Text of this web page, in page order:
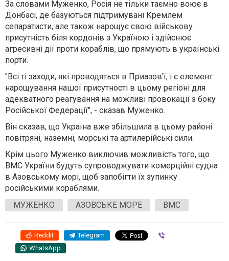
За словами Муженко, Росія не тільки таємно воює в
Донбасі, де базуються підтримувані Кремлем
сепаратисти, але також нарощує свою військову
присутність біля кордонів з Україною і здійснює
агресивні дії проти кораблів, що прямують в українські
порти.
"Всі ті заходи, які проводяться в Приазов'ї, і є елемент
нарощування нашої присутності в цьому регіоні для
адекватного реагування на можливі провокації з боку
Російської Федерації", - сказав Муженко.
Він сказав, що Україна вже збільшила в цьому районі
повітряні, наземні, морські та артилерійські сили.
Крім цього Муженко виключив можливість того, що
ВМС України будуть супроводжувати комерційні судна
в Азовському морі, щоб запобігти їх зупинку
російськими кораблями.
МУЖЕНКО
АЗОВСЬКЕ МОРЕ ВМС
Reddit Telegram
WhatsApp